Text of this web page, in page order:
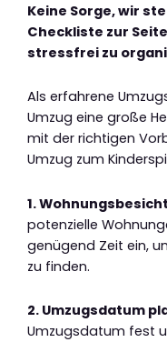
Keine Sorge, wir
Checkliste zur
stressfrei zu
Als erfahrene
Umzug eine große
mit der richtigen
Umzug zum
1.
potenzielle
genügend Zeit ein,
zu finden.
2. Umzugsdatum
Umzugsdatum fest